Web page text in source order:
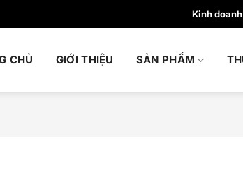
Kinh
CHỦ GIỚI THIỆU SẢN PHẨM